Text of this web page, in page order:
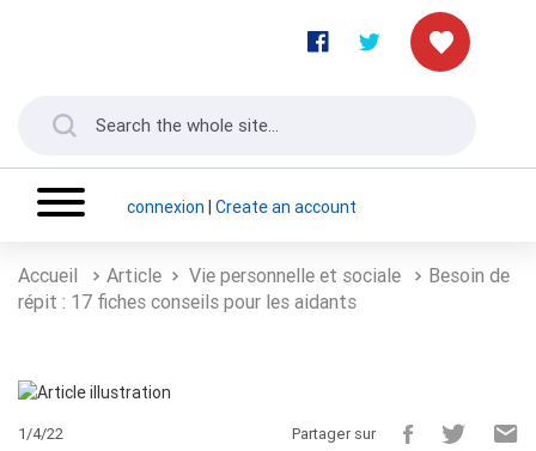
connexion | Create an account
Accueil Article Vie personnelle et sociale
Besoin de
répit : 17 fiches conseils pour les aidants
1/4/22 Partager sur